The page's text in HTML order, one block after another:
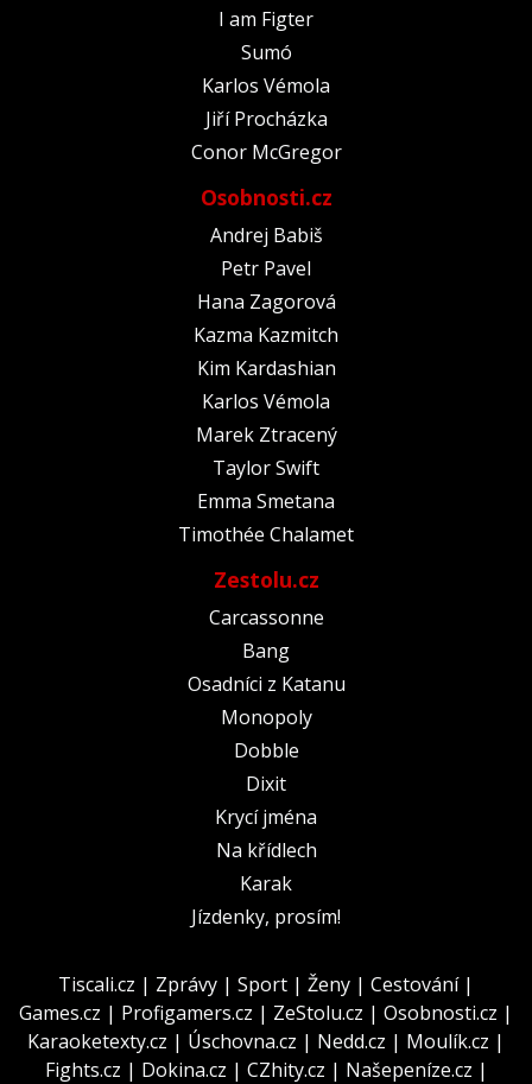
I am Figter
Sumó
Karlos Vémola
Jiří Procházka
Conor McGregor
Osobnosti.cz
Andrej Babiš
Petr Pavel
Hana Zagorová
Kazma Kazmitch
Kim Kardashian
Karlos Vémola
Marek Ztracený
Taylor Swift
Emma Smetana
Timothée Chalamet
Zestolu.cz
Carcassonne
Bang
Osadníci z Katanu
Monopoly
Dobble
Dixit
Krycí jména
Na křídlech
Karak
Jízdenky, prosím!
Tiscali.cz | Zprávy | Sport | Ženy | Cestování|
Games.cz | Profigamers.cz | ZeStolu.cz | Osobnosti.cz |
Karaoketexty.cz | Úschovna.cz | Nedd.cz | Moulík.cz |
Fights.cz | Dokina.cz | CZhity.cz | Našepeníze.cz |